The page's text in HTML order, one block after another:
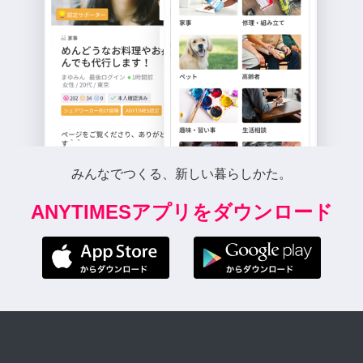
みんなでつくる、新しい暮らしかた。
ANYTIMESアプリをダウンロード